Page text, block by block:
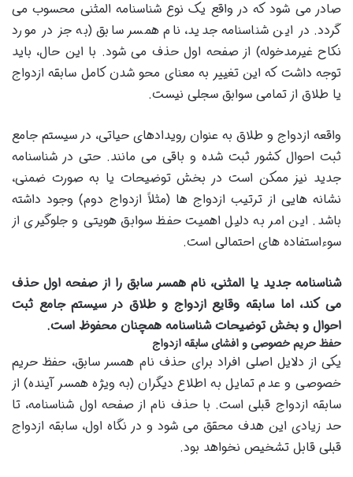
صادر می شود که در واقع یک نوع شناسنامه المثنی محسوب می
گردد. در این شناسنامه جدید، نام همسر سابق (به جز در مورد
نکاح غیرمدخوله) از صفحه اول حذف می شود. با این حال، باید
توجه داشت که این تغییر به معنای محو شدن کامل سابقه ازدواج
یا طلاق از تمامی سوابق سجلی نیست.
واقعه ازدواج و طلاق به عنوان رویدادهای حیاتی، در سیستم جامع
ثبت احوال کشور ثبت شده و باقی می مانند. حتی در شناسنامه
جدید نیز ممکن است در بخش توضیحات یا به صورت ضمنی،
نشانه هایی از ترتیب ازدواج ها (مثلاً ازدواج دوم) وجود داشته
باشد. این امر به دلیل اهمیت حفظ سوابق هویتی و جلوگیری از
سوءاستفاده های احتمالی است.
شناسنامه جدید یا المثنی، نام همسر سابق را از صفحه اول حذف
می کند، اما سابقه وقایع ازدواج و طلاق در سیستم جامع ثبت
احوال و بخش توضیحات شناسنامه همچنان محفوظ است.
حفظ حریم خصوصی و افشای سابقه ازدواج
یکی از دلایل اصلی افراد برای حذف نام همسر سابق، حفظ حریم
خصوصی و عدم تمایل به اطلاع دیگران (به ویژه همسر آینده) از
سابقه ازدواج قبلی است. با حذف نام از صفحه اول شناسنامه، تا
حد زیادی این هدف محقق می شود و در نگاه اول، سابقه ازدواج
قبلی قابل تشخیص نخواهد بود.